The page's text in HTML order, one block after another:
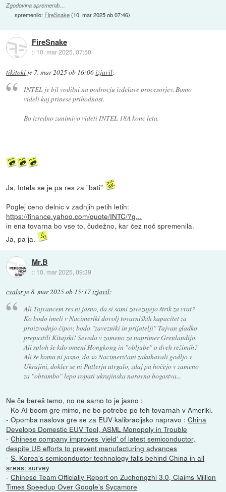
Zgodovina sprememb…
spremenilo: FireSnake(10. mar 2025 ob 07:46)
FireSnake
:: 10. mar 2025, 07:50
tikitoki je 7. mar 2025 ob 16:06izjavil:
INTEL je bil vodilni na podrocju izdelave procesorjev. Bomo
videli kaj prinese prihodnost.
Bo izredno zanimivo videti INTEL 18A konc leta.
Ja, Intela se je pa res za "bati"
Poglej ceno delnic v zadnjih petih letih:
https://finance.yahoo.com/quote/INTC/?g...
in ena tovarna bo vse to, čudežno, kar čez noč spremenila.
Ja, pa ja.
Mr.B
:: 10. mar 2025, 09:39
cvalsrje8. mar 2025 ob 15:17izjavil:
Ali Tajvancem res ni jasno, da si sami zavezujejo štrik za vrat?
Ko bodo imeli v Nacimeriki dovolj tovarniških kapacitet za
proizvodnjo čipov, bodo "zavezniki in prijatelji" Tajvan gladko
prepustili Kitajski! Seveda v zameno za naprimer Grenlandijo.
Ali sploh še kdo omeni Hongkong in "obljube" o dveh režimih?
Ali še komu ni jasno, da so Nacimeričani zakuhavali godljo v
Ukrajini, dokler se ni Putlerju utrgalo, zdaj pa hočejo v zameno
za "obrambo" lepo ropati ukrajinska naravna bogastva...
Ne če bereš temo, no ne samo to je jasno :
- Ko AI boom gre mimo, ne bo potrebe po teh tovarnah v Ameriki.
- Opomba naslova gre se za EUV kalibracijsko napravo :China
Develops Domestic EUV Tool, ASML Monopoly in Trouble
-Chinese company improves ‘yield’ of latest semiconductor,
despite US efforts to prevent manufacturing advances
-S. Korea's semiconductor technology falls behind China in all
areas: survey
-Chinese Team Officially Report on Zuchongzhi 3.0, Claims Million
Times Speedup Over Google’s Sycamore